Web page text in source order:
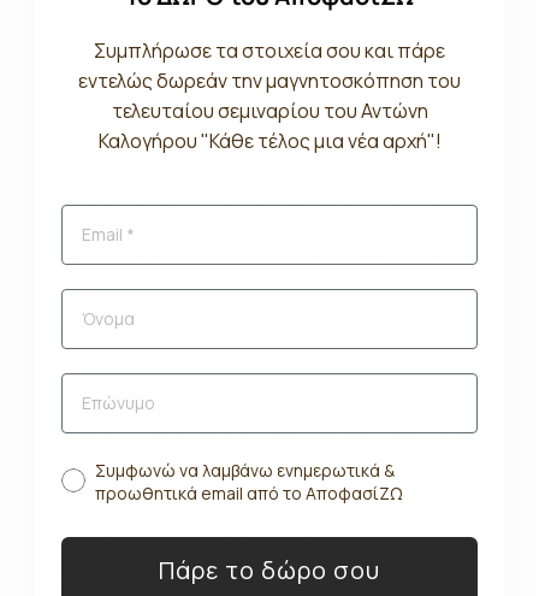
Συμπλήρωσε τα στοιχεία σου και πάρε
εντελώς δωρεάν την μαγνητοσκόπηση του
τελευταίου σεμιναρίου του Αντώνη
Καλογήρου "Κάθε τέλος μια νέα αρχή"!
Συμφωνώ να λαμβάνω ενημερωτικά &
προωθητικά email από το ΑποφασίΖΩ
Πάρε το δώρο σου